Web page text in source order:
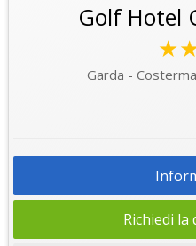
Golf Hotel
Garda -
Richiedi